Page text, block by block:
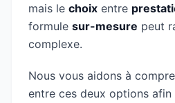
mais le choix entre
formule sur-mesure peut
complexe.
Nous vous aidons à
entre ces deux options